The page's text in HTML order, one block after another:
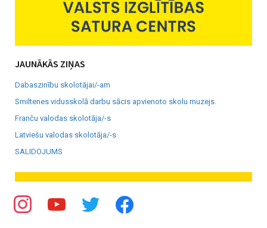
JAUNĀKĀS ZIŅAS
Dabaszinību skolotājai/-am
Smiltenes vidusskolā darbu sācis apvienoto skolu muzejs.
Franču valodas skolotāja/-s
Latviešu valodas skolotāja/-s
SALIDOJUMS